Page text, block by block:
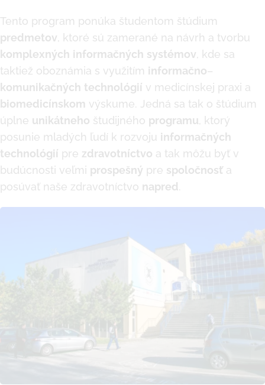
Tento program ponúka študentom štúdium
predmetov , ktoré sú zamerané na návrh a tvorbu
komplexných informačných systémov , kde sa
taktiež oboznámia s využitím informačno–
komunikačných technológií v medicínskej praxi a
biomedicínskom výskume. Jedná sa tak o štúdium
úplne unikátneho študijného programu , ktorý
posunie mladých ľudí k rozvoju informačných
technológií pre zdravotníctvo a tak môžu byť v
budúcnosti veľmi prospešný pre spoločnosť a
posúvať naše zdravotníctvo napred